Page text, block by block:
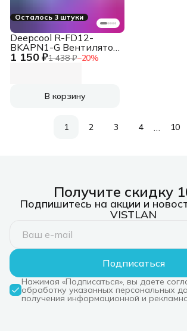
Осталось 3 штуки
1 150 ₽1 438 ₽−20%
Deepcool R-FD12-
BKAPN1-G Вентилятор
для корпуса FD12
В корзину
1 2 3 4 … 10
Получите скидку
Подпишитесь на акции и
VISTLAN
Подписаться
Нажимая «Подписаться», вы даете
обработку указанных персональных
получения информационной и